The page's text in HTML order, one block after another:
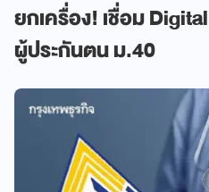
ยกเครื่อง! เชื่อม
ผู้ประกันตน ม.40